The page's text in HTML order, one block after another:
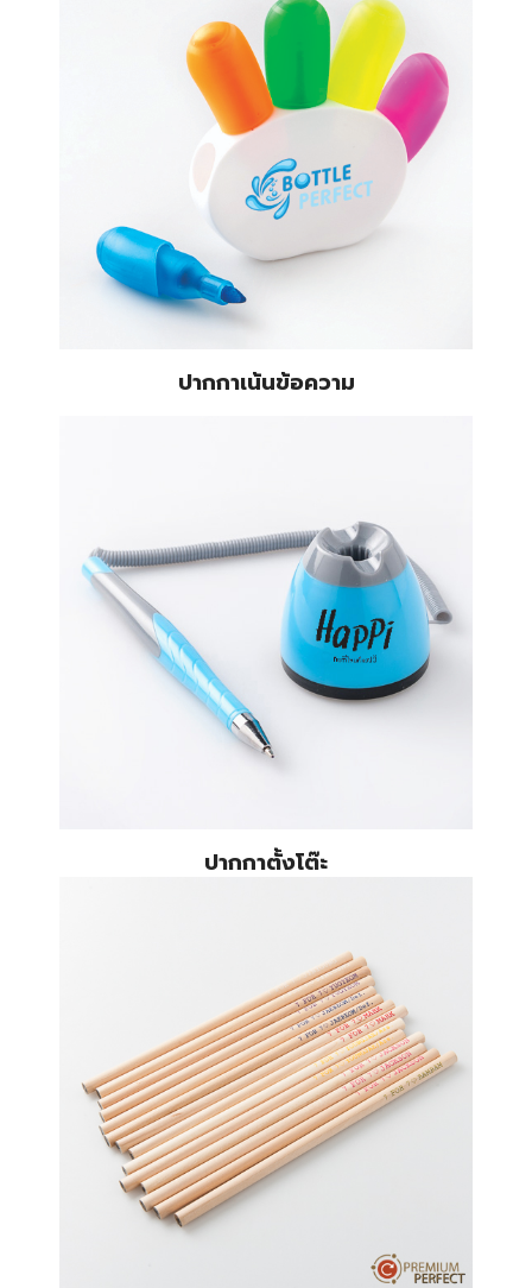
ปากกาเน้นข้อความ
ปากกาตั้งโต๊ะ